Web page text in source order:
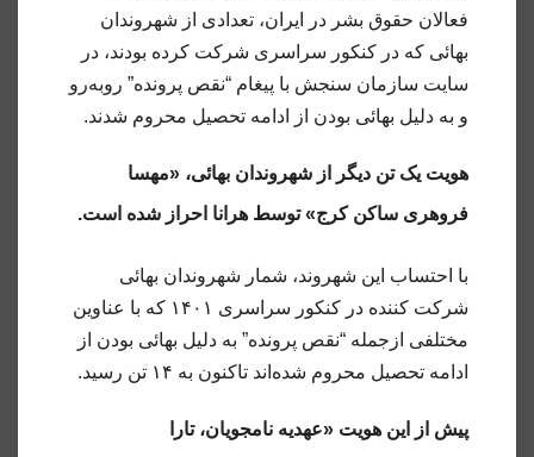
فعالان حقوق بشر در ایران، تعدادی از شهروندان
بهائی که در کنکور سراسری شرکت کرده بودند، در
سایت سازمان سنجش با پیغام “نقص پرونده” روبه‌رو
و به دلیل بهائی بودن از ادامه تحصیل محروم شدند.
هویت یک تن دیگر از شهروندان بهائی، «مهسا
فروهری ساکن کرج» توسط هرانا احراز شده است.
با احتساب این شهروند، شمار شهروندان بهائی
شرکت کننده در کنکور سراسری ۱۴۰۱ که با عناوین
مختلفی ازجمله “نقص پرونده” به دلیل بهائی بودن از
ادامه تحصیل محروم شده‌اند تاکنون به ۱۴ تن رسید.
پیش از این هویت «عهدیه نامجویان، تارا